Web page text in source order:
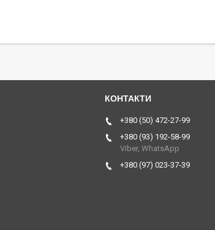
+380 (50) 472-27-99
+380 (93) 192-58-99
Viber, WhatsApp
+380 (97) 023-37-39